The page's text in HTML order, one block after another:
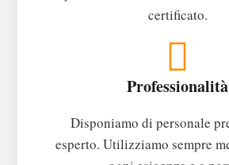
certificato.
Professionalità
Disponiamo di personale
esperto. Utilizziamo sempre